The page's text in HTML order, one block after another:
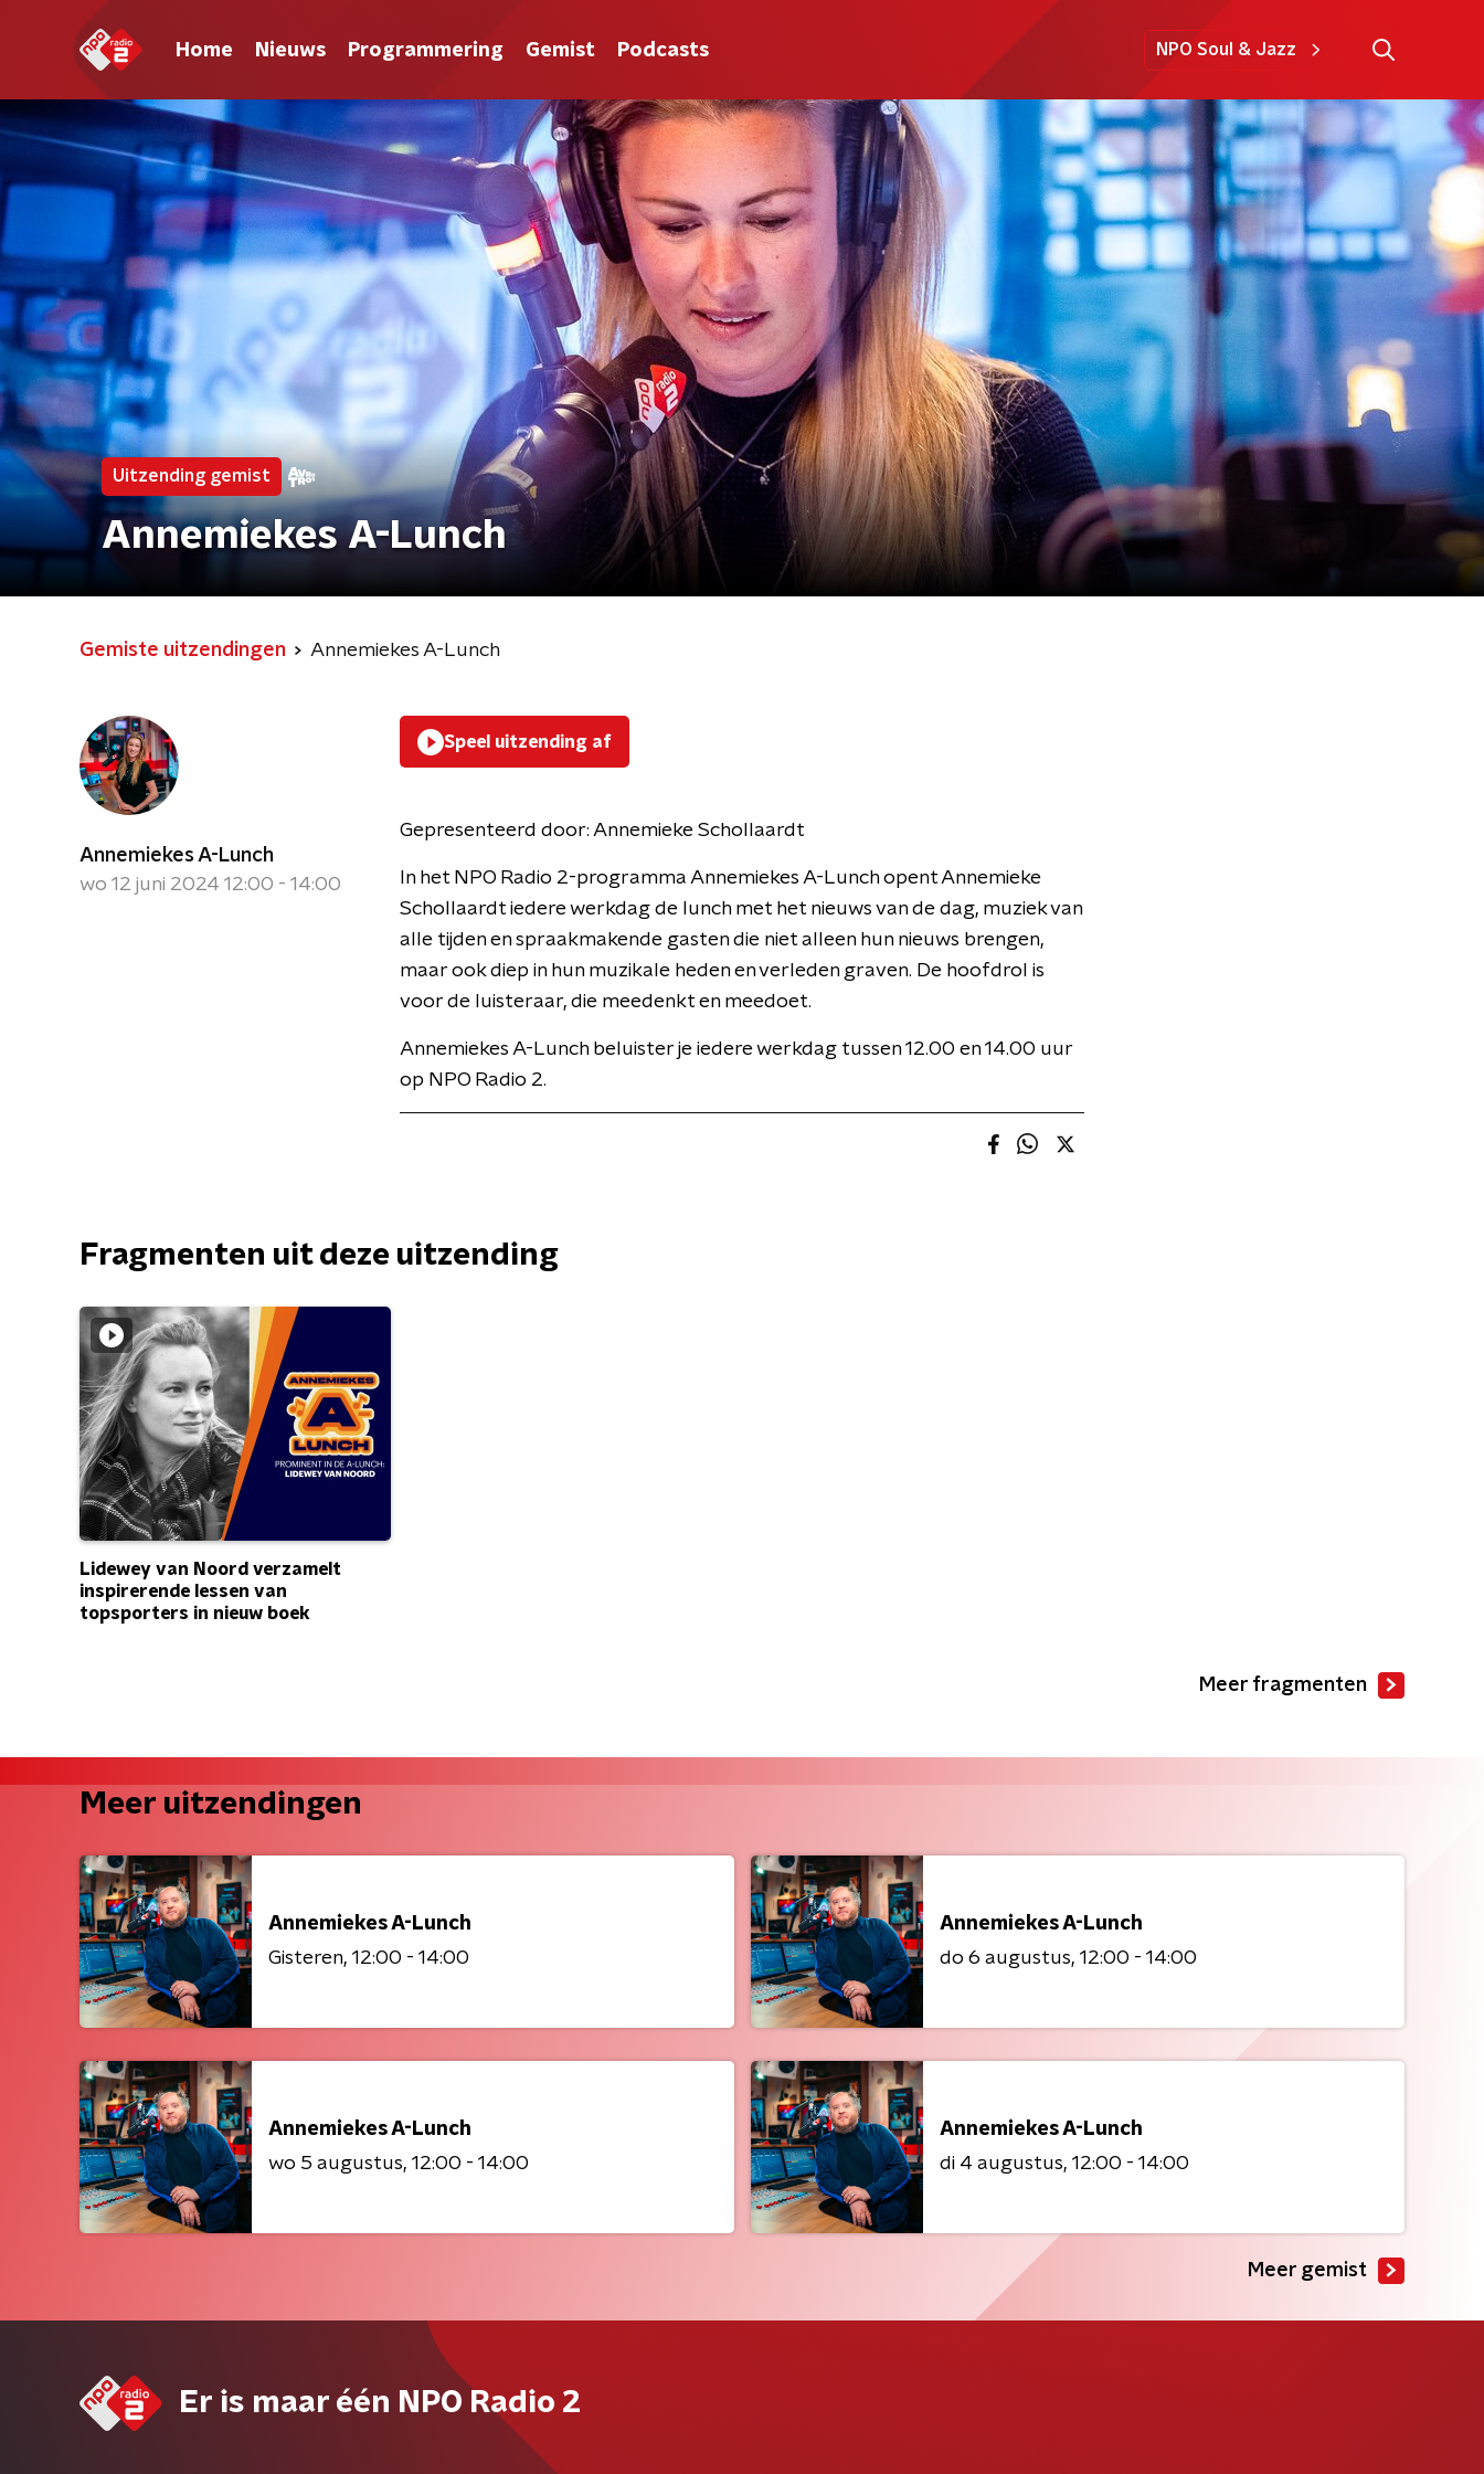
Home Nieuws Programmering Gemist Podcasts NPO Soul & Jazz
Uitzending gemist
Annemiekes A-Lunch
Gemiste uitzendingen Annemiekes A-Lunch
Annemiekes A-Lunch
wo 12 juni 2024 12:00 - 14:00
Speel uitzending af
Gepresenteerd door: Annemieke Schollaardt
In het NPO Radio 2-programma Annemiekes A-Lunch opent Annemieke
Schollaardt iedere werkdag de lunch met het nieuws van de dag, muziek van
alle tijden en spraakmakende gasten die niet alleen hun nieuws brengen,
maar ook diep in hun muzikale heden en verleden graven. De hoofdrol is
voor de luisteraar, die meedenkt en meedoet.
Annemiekes A-Lunch beluister je iedere werkdag tussen 12.00 en 14.00 uur
op NPO Radio 2.
Fragmenten uit deze uitzending
Lidewey van Noord verzamelt
inspirerende lessen van
topsporters in nieuw boek
Meer fragmenten
Meer uitzendingen
Annemiekes A-Lunch
Gisteren 12:00 - 14:00
Annemiekes A-Lunch
do 6 augustus 12:00 - 14:00
Annemiekes A-Lunch
wo 5 augustus 12:00 - 14:00
Annemiekes A-Lunch
di 4 augustus 12:00 - 14:00
Meer gemist
Er is maar één NPO Radio 2